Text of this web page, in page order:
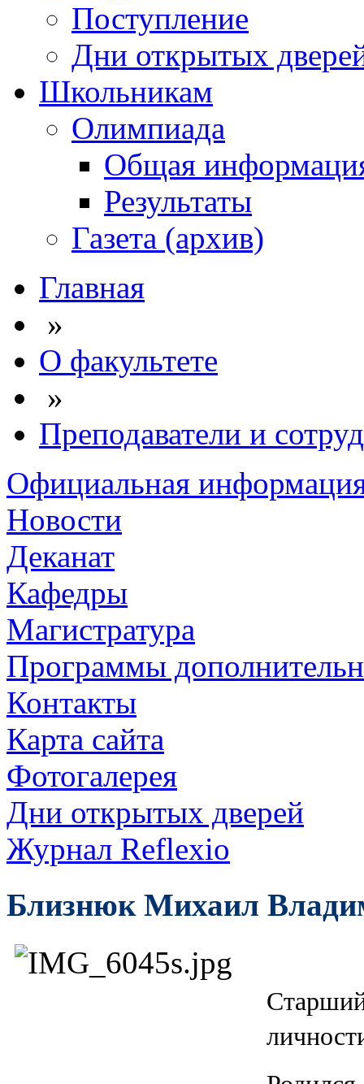
Поступление
Дни открытых
Школьникам
Олимпиада
Общая
Результаты
Газета (архив)
Главная
»
О факультете
»
Преподаватели и
Официальная
Новости
Деканат
Кафедры
Магистратура
Программы
Контакты
Карта сайта
Фотогалерея
Дни открытых дверей
Журнал Reflexio
Близнюк Михаил